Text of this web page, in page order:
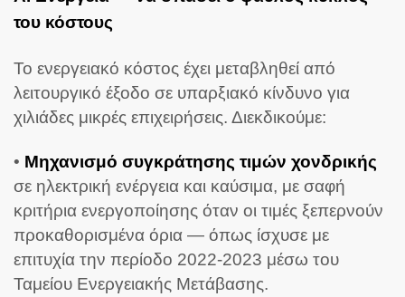
του κόστους
Το ενεργειακό κόστος έχει μεταβληθεί από
λειτουργικό έξοδο σε υπαρξιακό κίνδυνο για
χιλιάδες μικρές επιχειρήσεις. Διεκδικούμε:
• Μηχανισμό συγκράτησης τιμών χονδρικής
σε ηλεκτρική ενέργεια και καύσιμα, με σαφή
κριτήρια ενεργοποίησης όταν οι τιμές ξεπερνούν
προκαθορισμένα όρια — όπως ίσχυσε με
επιτυχία την περίοδο 2022-2023 μέσω του
Ταμείου Ενεργειακής Μετάβασης.